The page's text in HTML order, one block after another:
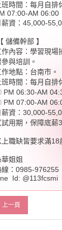
班時間：每月自排
07:00-AM 06:00
薪資：45,000-
儲備幹部 】
作內容：學習現場
與培訓。
地點：台南市。
班時間：每月自排
06:30-AM
07:00-AM
薪資：30,000-
用期，保障底薪
上職缺皆要求滿18
姐姐
線：0985-976255
Id: @113fcsmi
上一頁